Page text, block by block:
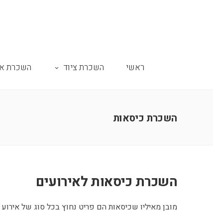
ראשי השכרת ציוד השכרת
השכרת כיסאות
השכרת כיסאות לאירועים
מובן מאיליו שכיסאות הם פריט נחוץ בכל סוג של